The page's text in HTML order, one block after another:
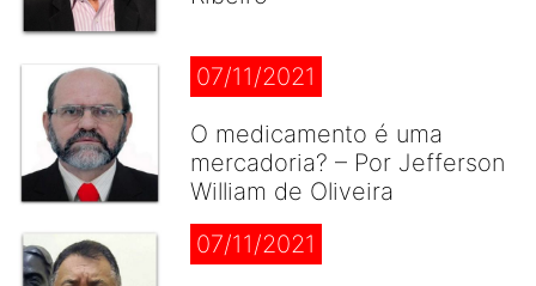
07/11/2021
O medicamento é uma
mercadoria? – Por Jefferson
William de Oliveira
07/11/2021